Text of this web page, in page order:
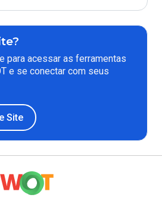
para acessar as ferramentas
e se conectar com seus
Site